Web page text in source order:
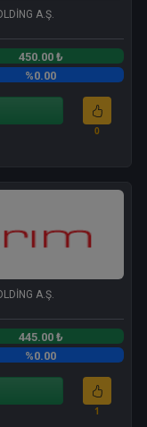
A.Ş.
450.00 ₺
%0.00
0
A.Ş.
445.00 ₺
%0.00
1